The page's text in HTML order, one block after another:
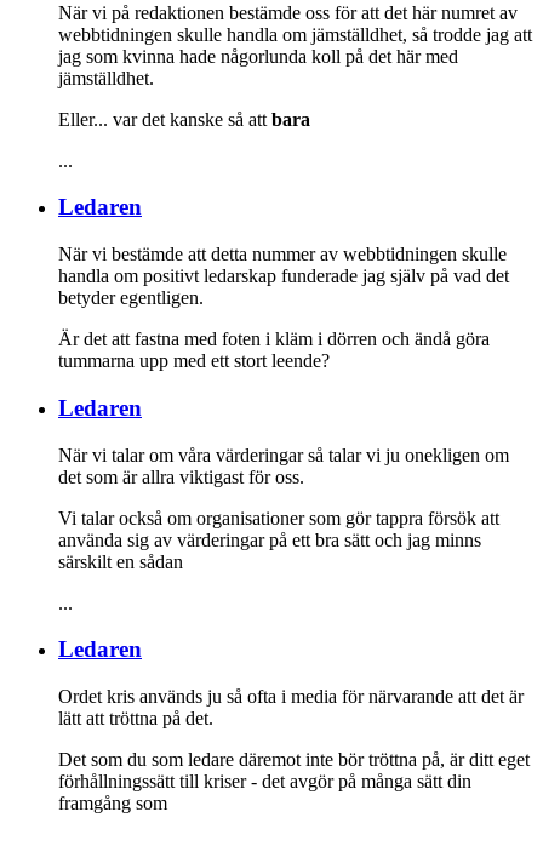
När vi på redaktionen bestämde oss för att det här numret av
webbtidningen skulle handla om jämställdhet, så trodde jag att
jag som kvinna hade någorlunda koll på det här med
jämställdhet.
Eller... var det kanske så att bara
...
Ledaren
När vi bestämde att detta nummer av webbtidningen skulle
handla om positivt ledarskap funderade jag själv på vad det
betyder egentligen.
Är det att fastna med foten i kläm i dörren och ändå göra
tummarna upp med ett stort leende?
Ledaren
När vi talar om våra värderingar så talar vi ju onekligen om
det som är allra viktigast för oss.
Vi talar också om organisationer som gör tappra försök att
använda sig av värderingar på ett bra sätt och jag minns
särskilt en sådan
...
Ledaren
Ordet kris används ju så ofta i media för närvarande att det är
lätt att tröttna på det.
Det som du som ledare däremot inte bör tröttna på, är ditt eget
förhållningssätt till kriser - det avgör på många sätt din
framgång som